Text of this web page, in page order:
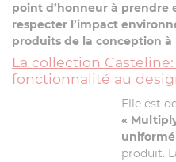
point d’honneur à prendre
respecter l’impact
produits de la conception à
La collection
fonctionnalité au
Elle est
«
produit.